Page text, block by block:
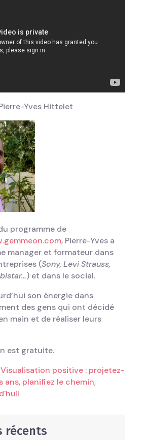
Yves Hittelet
programme de
, Pierre-Yves a
manager et formateur dans
(Sony, Levi Strauss,
) et dans le social.
son énergie dans
des gens qui ont décidé
main et de réaliser leurs
est gratuite.
récents